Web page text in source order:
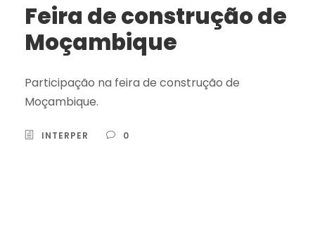
Feira de construção de
Moçambique
Participação na feira de construção de
Moçambique.
INTERPER 0